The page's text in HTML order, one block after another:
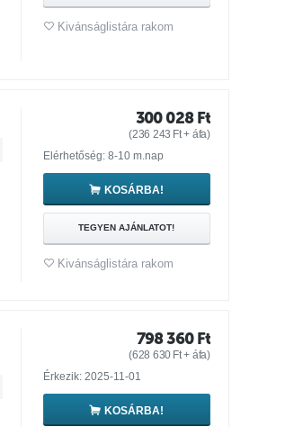
Kivánságlistára rakom
300 028 Ft
(236 243 Ft+ áfa)
Elérhetőség: 8-10 m.nap
KOSÁRBA!
TEGYEN AJÁNLATOT!
Kivánságlistára rakom
798 360 Ft
(628 630 Ft+ áfa)
Érkezik: 2025-11-01
KOSÁRBA!